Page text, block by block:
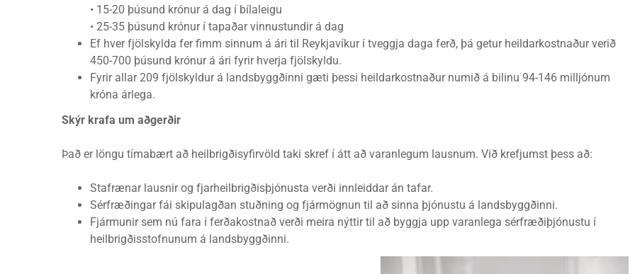
• 15-20 þúsund krónur á dag í bílaleigu
• 25-35 þúsund krónur í tapaðar vinnustundir á dag
Ef hver fjölskylda fer fimm sinnum á ári til Reykjavíkur í tveggja daga ferð, þá getur heildarkostnaður verið
450-700 þúsund krónur á ári fyrir hverja fjölskyldu.
Fyrir allar 209 fjölskyldur á landsbyggðinni gæti þessi heildarkostnaður numið á bilinu 94-146 milljónum
króna árlega.
Skýr krafa um aðgerðir
Það er löngu tímabært að heilbrigðisyfirvöld taki skref í átt að varanlegum lausnum. Við krefjumst þess að:
Stafrænar lausnir og fjarheilbrigðisþjónusta verði innleiddar án tafar.
Sérfræðingar fái skipulagðan stuðning og fjármögnun til að sinna þjónustu á landsbyggðinni.
Fjármunir sem nú fara í ferðakostnað verði meira nýttir til að byggja upp varanlega sérfræðiþjónustu í
heilbrigðisstofnunum á landsbyggðinni.